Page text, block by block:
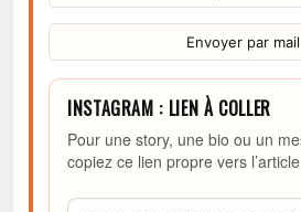
Envoyer par mail
INSTAGRAM : LIEN À COLLER
Pour une story, une bio ou un
copiez ce lien propre vers